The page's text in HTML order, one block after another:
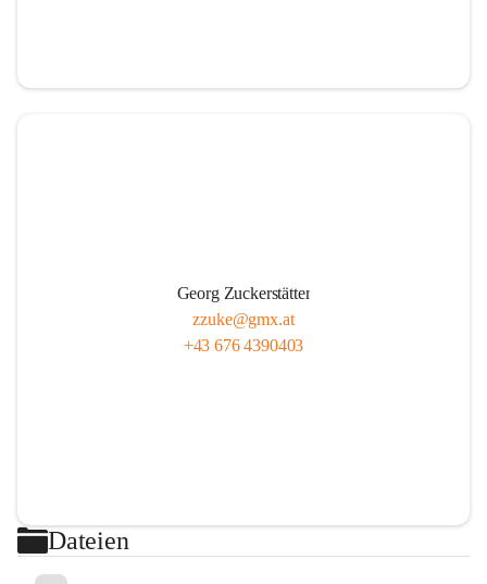
Georg Zuckerstätter
zzuke@gmx.at
+43 676 4390403
Dateien